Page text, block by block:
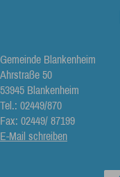
Gemeinde Blankenheim
Ahrstraße 50
53945 Blankenheim
Tel.: 02449/870
Fax: 02449/ 87199
E-Mail schreiben